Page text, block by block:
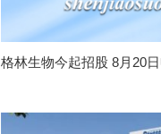
格林生物今起招股 8月20